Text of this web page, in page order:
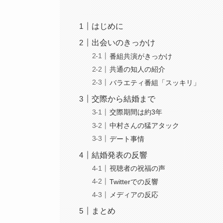
はじめに
出会いのきっかけ
番組共演がきっかけ
共通の知人の紹介
バラエティ番組「スッキリ」
交際から結婚まで
交際期間は約3年
中村さんの猛アタック
デート事情
結婚発表の反響
視聴者の祝福の声
Twitterでの反響
メディアの反応
まとめ